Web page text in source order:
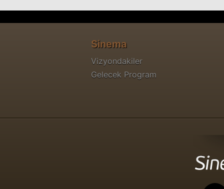
Sinema
Vizyondakiler
Gelecek Program